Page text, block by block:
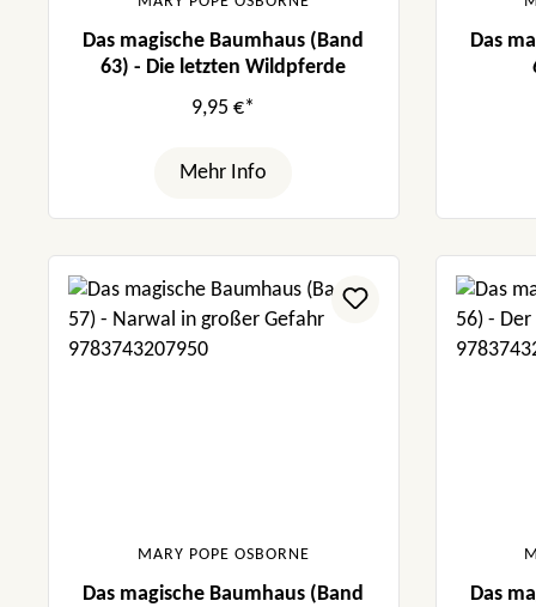
Das magische Baumhaus (Band
63) - Die letzten Wildpferde
9,95 €*
Mehr Info
Das
MARY POPE OSBORNE
Das magische Baumhaus (Band
Das